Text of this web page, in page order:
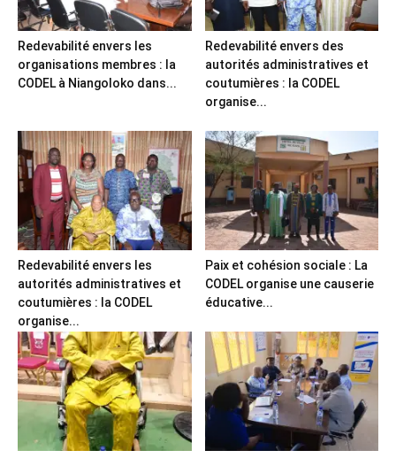
Redevabilité envers les
organisations membres : la
CODEL à Niangoloko dans...
Redevabilité envers des
autorités administratives et
coutumières : la CODEL
organise...
Redevabilité envers les
autorités administratives et
coutumières : la CODEL
organise...
Paix et cohésion sociale : La
CODEL organise une causerie
éducative...